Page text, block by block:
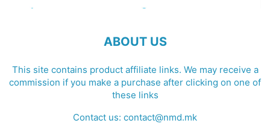
ABOUT US
This site contains product affiliate links. We may receive a
commission if you make a purchase after clicking on one of
these links
Contact us: contact@nmd.mk